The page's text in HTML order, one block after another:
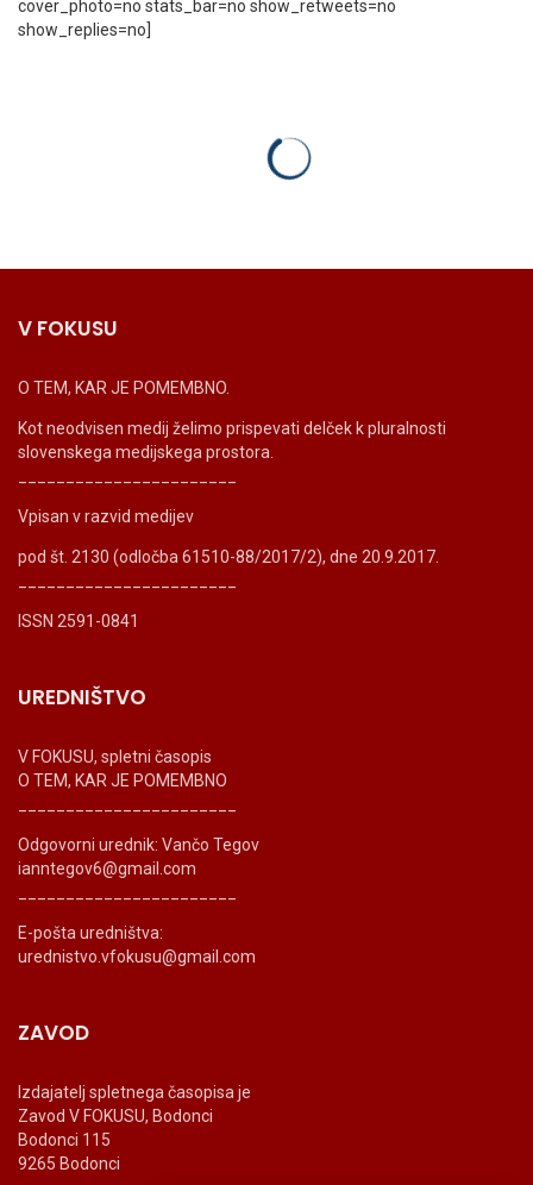
cover_photo=no stats_bar=no show_retweets=no
show_replies=no]
V FOKUSU
O TEM, KAR JE POMEMBNO.
Kot neodvisen medij želimo prispevati delček k pluralnosti
slovenskega medijskega prostora.
Vpisan v razvid medijev
pod št. 2130 (odločba 61510-88/2017/2), dne 20.9.2017.
ISSN 2591-0841
UREDNIŠTVO
V FOKUSU, spletni časopis
O TEM, KAR JE POMEMBNO
Odgovorni urednik: Vančo Tegov
ianntegov6@gmail.com
E-pošta uredništva:
urednistvo.vfokusu@gmail.com
ZAVOD
Izdajatelj spletnega časopisa je
Zavod V FOKUSU, Bodonci
Bodonci 115
9265 Bodonci